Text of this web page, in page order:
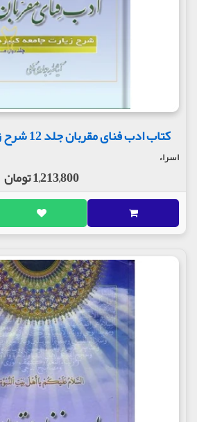
کتاب ادب فنای مقربان جلد 12 شرح زیارت جامعه کبیره
اسراء
1,213,800 تومان